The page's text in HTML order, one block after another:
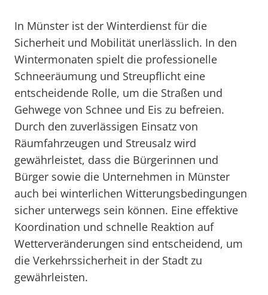
In Münster ist der Winterdienst für die
Sicherheit und Mobilität unerlässlich. In den
Wintermonaten spielt die professionelle
Schneeräumung und Streupflicht eine
entscheidende Rolle, um die Straßen und
Gehwege von Schnee und Eis zu befreien.
Durch den zuverlässigen Einsatz von
Räumfahrzeugen und Streusalz wird
gewährleistet, dass die Bürgerinnen und
Bürger sowie die Unternehmen in Münster
auch bei winterlichen Witterungsbedingungen
sicher unterwegs sein können. Eine effektive
Koordination und schnelle Reaktion auf
Wetterveränderungen sind entscheidend, um
die Verkehrssicherheit in der Stadt zu
gewährleisten.